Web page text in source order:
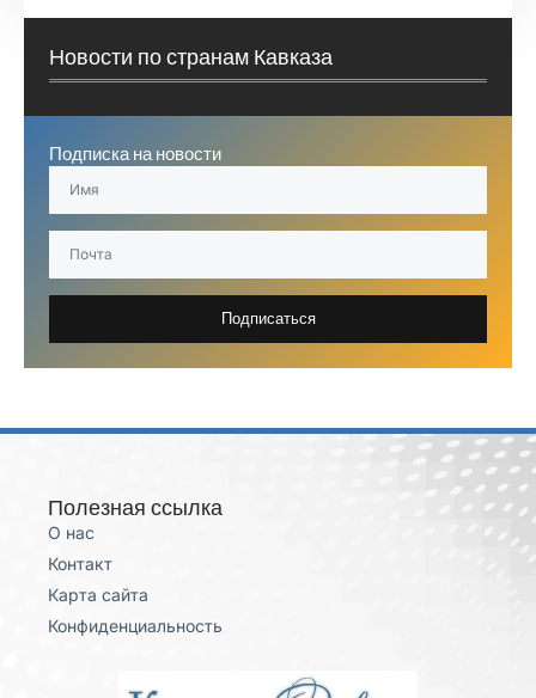
Новости по странам Кавказа
Подписка на новости
Подписаться
Полезная ссылка
О нас
Контакт
Карта сайта
Конфиденциальность